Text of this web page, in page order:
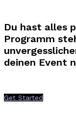
Du hast alles
Programm
deinen Event
Get Started